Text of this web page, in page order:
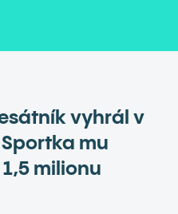
vyhrál v
mu
milionu